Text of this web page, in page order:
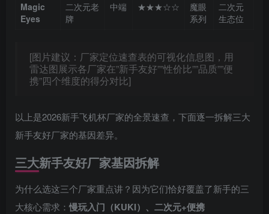
Magic
Eyes
二次元老
牌
中端 ★★★☆☆
魔眼
系列
二次元
生态位
[图片建议：厂家定位速查表的可视化信息图，用
雷达图展示各厂家在”新手友好””性价比””品质””便
携”四个维度的得分对比]
以上是2026新手飞机杯厂家的全景速查，下面逐一拆解三大
新手友好厂家的基因差异。
三大新手友好厂家基因拆解
为什么选这三个厂家重点讲？因为它们恰好覆盖了新手的三
大核心需求： 慢玩入门（KUKI）、二次元+便携